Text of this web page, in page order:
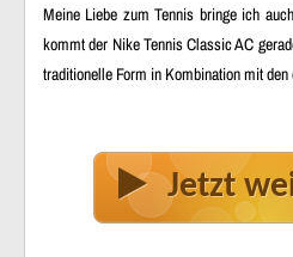
Meine Liebe zum Tennis bringe ich
kommt der Nike Tennis Classic AC
traditionelle Form in Kombination mit den
Jetzt